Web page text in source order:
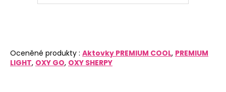
Oceněné produkty : Aktovky PREMIUM COOL, PREMIUM
LIGHT, OXY GO, OXY SHERPY